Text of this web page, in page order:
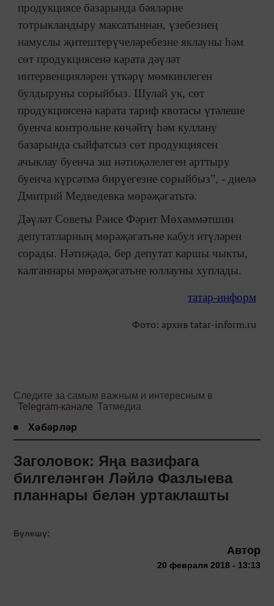
продукциясе базарында бәяләрне
тотрыкландыру максатыннан, үзебезнең
намуслы җитештерүчеләребезне яклауны һәм
сөт продукциясенә карата дәүләт
интервенцияләрен үткәрү мөмкинлеген
булдыруны сорыйбыз. Шулай ук, сөт
продукциясенә карата тариф квотасы үтәлеше
буенча контрольне көчәйтү һәм куллану
базарында сыйфатсыз сөт продукциясен
ачыклау буенча эш нәтиҗәлелеген арттыру
буенча күрсәтмә бирүегезне сорыйбыз”, - диелә
Дмитрий Медведевка мөрәҗәгатьтә.
Дәүләт Советы Рәисе Фәрит Мөхәммәтшин
депутатларның мөрәҗәгатьне кабул итүләрен
сорады. Нәтиҗәдә, бер депутат каршы чыкты,
калганнары мөрәҗәгатьне юллауны хуплады.
татар-информ
Фото: архив tatar-inform.ru
Следите за самым важным и интересным в
Telegram-канале Татмедиа
Хәбәрләр
Заголовок: Яңа вазифага
билгеләнгән Ләйлә Фазлыева
планнары белән уртаклашты
Бүлешү:
Автор
20 февраля 2018 - 13:13